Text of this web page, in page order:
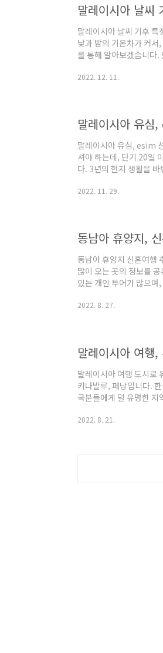
말레이시아 날씨 기후
낮과 밤의 기온차가 커
를 통해 알아보겠습니다
국분들이 가장 많이 방
2022. 12. 11.
말레이시아 유심, esim
셔야 하는데, 단기 20일
다. 3년의 현지 생활을
하는 폰 종류에 한계가
2022. 11. 29.
동남아 휴양지,
동남아 휴양지 신혼여행
많이 오는 곳의 정보를
있는 개인 투어가 많으며
가 이번에 소개드릴 곳
2022. 8. 27.
말레이시아 여행
말레이시아 여행 도시로
키나발루, 페낭입니다.
국분들에게 덜 유명한
경쟁을 이기고, 동남아
2022. 8. 21.